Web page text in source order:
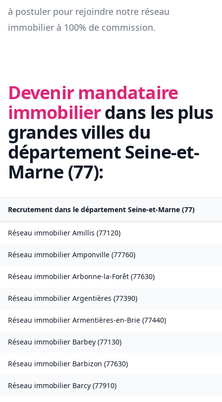
à postuler pour rejoindre notre réseau
immobilier à 100% de commission.
Devenir mandataire
immobilierdans les plus
grandes villes du
départementSeine-et-
Marne (77):
Recrutement dans le département Seine-et-Marne (77)
Réseau immobilier Amillis (77120)
Réseau immobilier Amponville (77760)
Réseau immobilier Arbonne-la-Forêt (77630)
Réseau immobilier Argentières (77390)
Réseau immobilier Armentières-en-Brie (77440)
Réseau immobilier Barbey (77130)
Réseau immobilier Barbizon (77630)
Réseau immobilier Barcy (77910)